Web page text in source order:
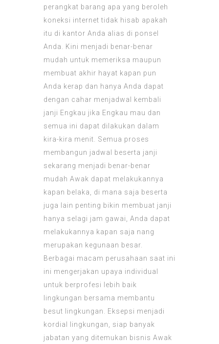
perangkat barang apa yang beroleh
koneksi internet tidak hisab apakah
itu di kantor Anda alias di ponsel
Anda. Kini menjadi benar-benar
mudah untuk memeriksa maupun
membuat akhir hayat kapan pun
Anda kerap dan hanya Anda dapat
dengan cahar menjadwal kembali
janji Engkau jika Engkau mau dan
semua ini dapat dilakukan dalam
kira-kira menit. Semua proses
membangun jadwal beserta janji
sekarang menjadi benar-benar
mudah Awak dapat melakukannya
kapan belaka, di mana saja beserta
juga lain penting bikin membuat janji
hanya selagi jam gawai, Anda dapat
melakukannya kapan saja nang
merupakan kegunaan besar.
Berbagai macam perusahaan saat ini
ini mengerjakan upaya individual
untuk berprofesi lebih baik
lingkungan bersama membantu
besut lingkungan. Eksepsi menjadi
kordial lingkungan, siap banyak
jabatan yang ditemukan bisnis Awak